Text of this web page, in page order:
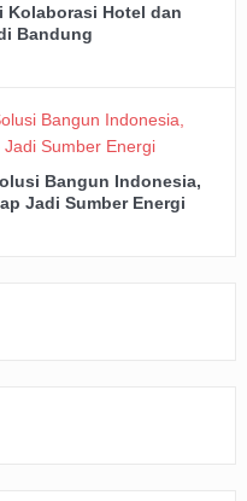
Kolaborasi Hotel dan
Bandung
Bangun Indonesia,
Jadi Sumber Energi